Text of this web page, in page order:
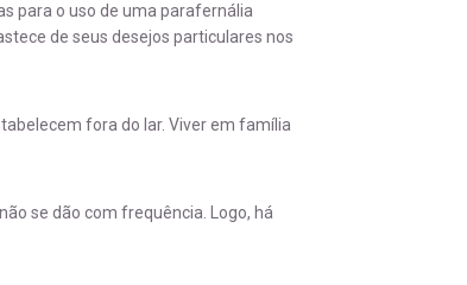
para o uso de uma parafernália
de seus desejos particulares nos
fora do lar. Viver em família
se dão com frequência. Logo, há